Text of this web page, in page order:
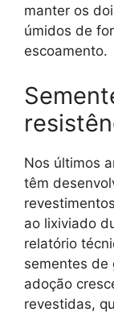
manter os
úmidos de
escoamento.
Nos últimos
têm
ao lixiviado
relatório
sementes de
adoção
revestidas,